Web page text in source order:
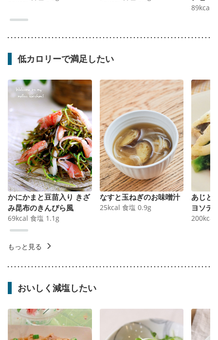
89kcal
低カロリーで満足したい
かにかまと豆苗入り きざ
み昆布のきんぴら風
69kcal 食塩 1.1 g
なすと玉ねぎのお味噌汁
25kcal 食塩 0.9g
あじと
ヨソテ
200kcal
もっと見る
おいしく減塩したい